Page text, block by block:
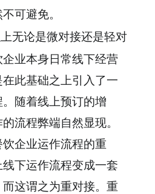
可避免。
无论是微对接还是轻对
业本身日常线下经营
此基础之上引入了一
随着线上预订的增
流程弊端自然显现。
企业运作流程的重
下运作流程变成一套
这谓之为重对接。重